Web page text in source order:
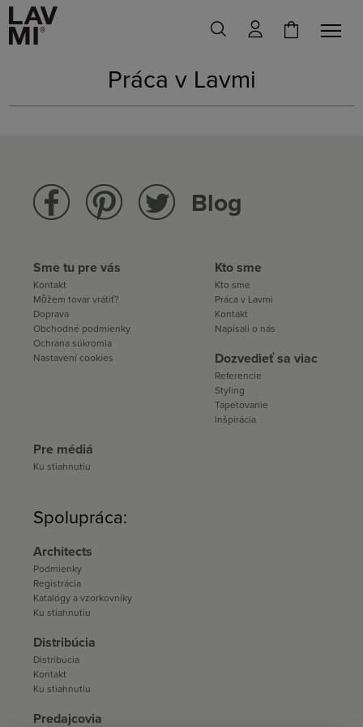
Práca v Lavmi
Blog
Sme tu pre vás
Kontakt
Môžem tovar vrátiť?
Doprava
Obchodné podmienky
Ochrana súkromia
Nastavení cookies
Kto sme
Kto sme
Práca v Lavmi
Kontakt
Napísali o nás
Dozvedieť sa viac
Referencie
Styling
Tapetovanie
Inšpirácia
Pre médiá
Ku stiahnutiu
Spolupráca:
Architects
Podmienky
Registrácia
Katalógy a vzorkovníky
Ku stiahnutiu
Distribúcia
Distribúcia
Kontakt
Ku stiahnutiu
Predajcovia